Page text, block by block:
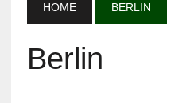
HOME BERLIN
Berlin